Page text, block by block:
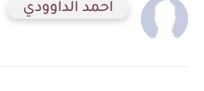
احمد الداوودي